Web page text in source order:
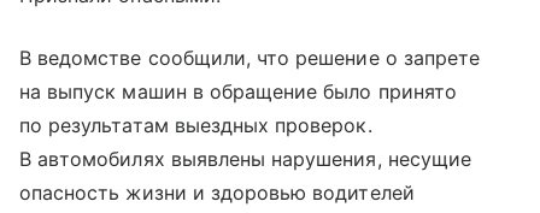
В ведомстве сообщили, что решение о запрете
на выпуск машин в обращение было принято
по результатам выездных проверок.
В автомобилях выявлены нарушения, несущие
опасность жизни и здоровью водителей